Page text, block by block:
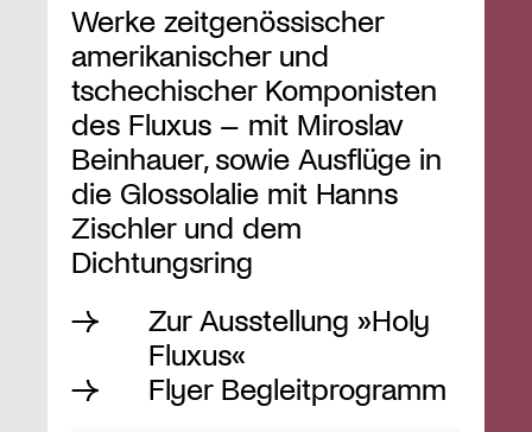
Werke zeitgenössischer
amerikanischer und
tschechischer Komponisten
des Fluxus – mit Miroslav
Beinhauer, sowie Ausflüge in
die Glossolalie mit Hanns
Zischler und dem
Dichtungsring
Zur Ausstellung »Holy
Fluxus«
Flyer Begleitprogramm